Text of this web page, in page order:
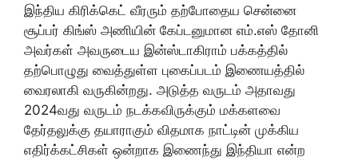
இந்திய கிரிக்கெட் வீரரும் தற்போதைய சென்னை
சூப்பர் கிங்ஸ் அணியின் கேப்டனுமான எம்.எஸ் தோனி
அவர்கள் அவருடைய இன்ஸ்டாகிராம் பக்கத்தில்
தற்பொழுது வைத்துள்ள புகைப்படம் இணையத்தில்
வைரலாகி வருகின்றது. அடுத்த வருடம் அதாவது
2024வது வருடம் நடக்கவிருக்கும் மக்களவை
தேர்தலுக்கு தயாராகும் விதமாக நாட்டின் முக்கிய
எதிர்க்கட்சிகள் ஒன்றாக இணைந்து இந்தியா என்ற